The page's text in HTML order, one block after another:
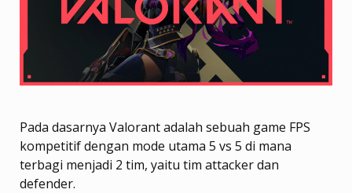
Pada dasarnya Valorant adalah sebuah game FPS
kompetitif dengan mode utama 5 vs 5 di mana
terbagi menjadi 2 tim, yaitu tim attacker dan
defender.